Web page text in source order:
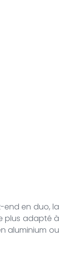
end en duo, la
plus adapté à
aluminium ou